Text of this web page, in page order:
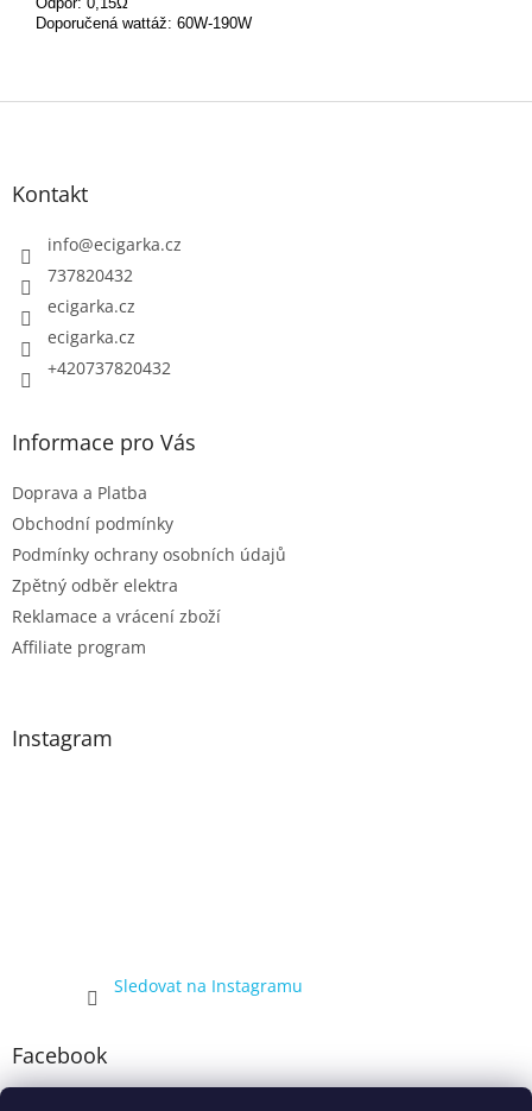
Doporučená wattáž: 60W-190W
Kontakt
info@ecigarka.cz
737820432
ecigarka.cz
ecigarka.cz
+420737820432
Informace pro Vás
Doprava a Platba
Obchodní podmínky
Podmínky ochrany osobních údajů
Zpětný odběr elektra
Reklamace a vrácení zboží
Affiliate program
Instagram
Sledovat na Instagramu
Facebook